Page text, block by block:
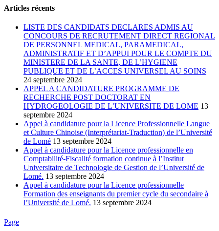
Articles récents
LISTE DES CANDIDATS DECLARES ADMIS AU
CONCOURS DE RECRUTEMENT DIRECT REGIONAL
DE PERSONNEL MEDICAL, PARAMEDICAL,
ADMINISTRATIF ET D’APPUI POUR LE COMPTE DU
MINISTERE DE LA SANTE, DE L’HYGIENE
PUBLIQUE ET DE L’ACCES UNIVERSEL AU SOINS
24 septembre 2024
APPEL A CANDIDATURE PROGRAMME DE
RECHERCHE POST DOCTORAT EN
HYDROGEOLOGIE DE L’UNIVERSITE DE LOME 13
septembre 2024
Appel à candidature pour la Licence Professionnelle Langue
et Culture Chinoise (Interprétariat-Traduction) de l’Université
de Lomé 13 septembre 2024
Appel à candidature pour la Licence professionnelle en
Comptabilité-Fiscalité formation continue à l’Institut
Universitaire de Technologie de Gestion de l’Université de
Lomé. 13 septembre 2024
Appel à candidature pour la Licence professionnelle
Formation des enseignants du premier cycle du secondaire à
l’Université de Lomé. 13 septembre 2024
Page